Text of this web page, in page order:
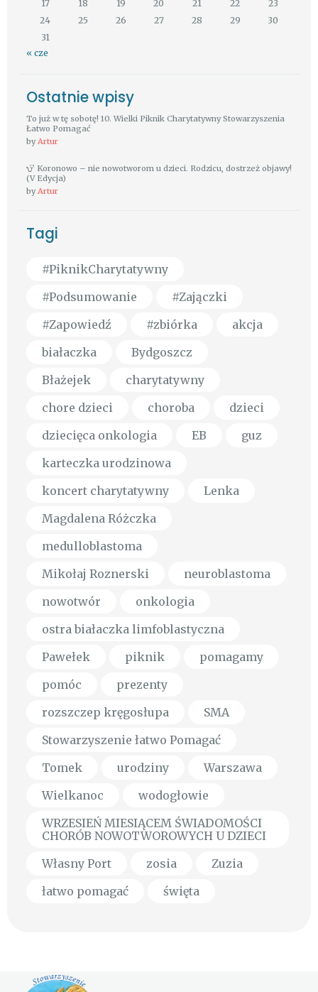
17 18 19 20 21 22
23
24
25 26 27 28 29
30
31
« cze
Ostatnie wpisy
To już w tę sobotę! 10. Wielki Piknik Charytatywny Stowarzyszenia
Łatwo Pomagać
byArtur
Koronowo – nie nowotworom u dzieci. Rodzicu, dostrzeż objawy!
(V Edycja)
byArtur
Tagi
#PiknikCharytatywny
#Podsumowanie
#Zajączki
#Zapowiedź
#zbiórka
akcja
białaczka
Bydgoszcz
Błażejek
charytatywny
chore dzieci
choroba
dzieci
dziecięca onkologia
EB
guz
karteczka urodzinowa
koncert charytatywny
Lenka
Magdalena Różczka
medulloblastoma
Mikołaj Roznerski
neuroblastoma
nowotwór
onkologia
ostra białaczka limfoblastyczna
Pawełek
piknik
pomagamy
pomóc
prezenty
rozszczep kręgosłupa
SMA
Stowarzyszenie łatwo Pomagać
Tomek
urodziny
Warszawa
Wielkanoc
wodogłowie
WRZESIEŃ MIESIĄCEM ŚWIADOMOŚCI
CHORÓB NOWOTWOROWYCH U DZIECI
Własny Port
zosia
Zuzia
łatwo pomagać
święta